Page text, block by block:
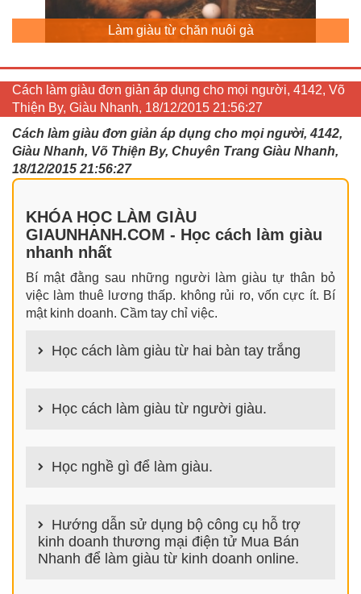
Làm giàu từ chăn nuôi gà
Cách làm giàu đơn giản áp dụng cho mọi người, 4142, Võ
Thiện By, Giàu Nhanh, 18/12/2015 21:56:27
Cách làm giàu đơn giản áp dụng cho mọi người, 4142,
Giàu Nhanh, Võ Thiện By, Chuyên Trang Giàu Nhanh,
18/12/2015 21:56:27
KHÓA HỌC LÀM GIÀU
GIAUNHANH.COM - Học cách làm giàu
nhanh nhất
Bí mật đằng sau những người làm giàu tự thân bỏ
việc làm thuê lương thấp. không rủi ro, vốn cực ít. Bí
mật kinh doanh. Cầm tay chỉ việc.
Học cách làm giàu từ hai bàn tay trắng
nhưng hiệu quả bất ngờ. Bạn có thể thành công ngay
cả khi không có gì trong tay.
Học cách làm giàu từ người giàu.
làm giàu từ người giàu. Bạn sẽ có được góc nhìn đa
chiều khi đi sâu vào phân tích cách người giàu làm
Học nghề gì để làm giàu.
nhất hiện nay là gì? Nên học nghề gì để kiếm tiền
hiện nay? Nghề kiếm tiền tại nhà nào đơn giản thu
nhập cao? danh sách 100+ nghề GiauNhanh.com
giúp bạn trả lời chính xác các câu hỏi trên để tìm ra
Hướng dẫn sử dụng bộ công cụ hỗ trợ
kinh doanh thương mại điện tử Mua Bán
Nhanh để làm giàu từ kinh doanh online.